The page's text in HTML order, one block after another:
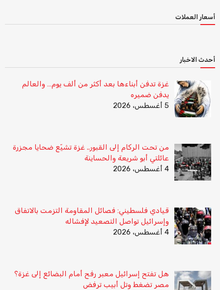
أسعار العملات
أحدث الاخبار
غزة تدفن أبناءها بعد أكثر من ألف يوم… والعالم
يدفن ضميره
5 أغسطس، 2026
من تحت الركام إلى القبور.. غزة تشيّع ضحايا مجزرة
عائلتي أبو شريعة والحساينة
4 أغسطس، 2026
قيادي فلسطيني: فصائل المقاومة التزمت بالاتفاق
وإسرائيل تواصل التصعيد لإفشاله
4 أغسطس، 2026
هل تفتح إسرائيل معبر رفح أمام البضائع إلى غزة؟
مصر تضغط وتل أبيب ترفض